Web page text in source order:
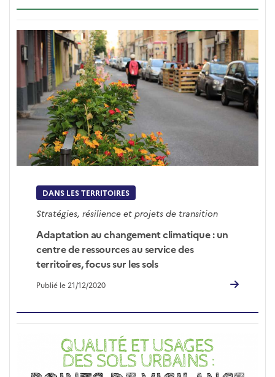
DANS LES TERRITOIRES
Stratégies, résilience et projets de transition
Adaptation au changement climatique : un
centre de ressources au service des
territoires, focus sur les sols
Publié le 21/12/2020